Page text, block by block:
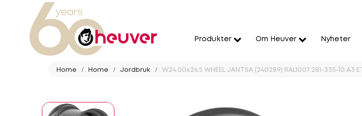
Produkter Om Heuver Nyheter
Home Home Jordbruk W24.00x26.5 WHEEL JANTSA (240289) RAL1007 281-335-10 A3